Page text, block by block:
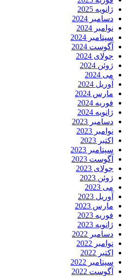
ژانویه 2025
دسامبر 2024
نوامبر 2024
سپتامبر 2024
آگوست 2024
جولای 2024
ژوئن 2024
می 2024
آوریل 2024
مارس 2024
فوریه 2024
ژانویه 2024
دسامبر 2023
نوامبر 2023
اکتبر 2023
سپتامبر 2023
آگوست 2023
جولای 2023
ژوئن 2023
می 2023
آوریل 2023
مارس 2023
فوریه 2023
ژانویه 2023
دسامبر 2022
نوامبر 2022
اکتبر 2022
سپتامبر 2022
آگوست 2022